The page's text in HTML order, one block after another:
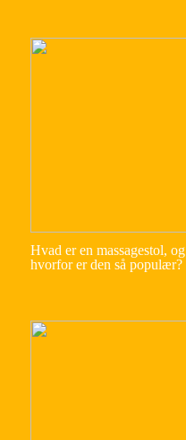
Hvad er en massagestol, og
hvorfor er den så populær?